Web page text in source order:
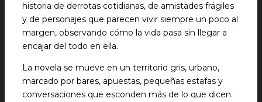
historia de derrotas cotidianas, de amistades frágiles
y de personajes que parecen vivir siempre un poco al
margen, observando cómo la vida pasa sin llegar a
encajar del todo en ella.
La novela se mueve en un territorio gris, urbano,
marcado por bares, apuestas, pequeñas estafas y
conversaciones que esconden más de lo que dicen.